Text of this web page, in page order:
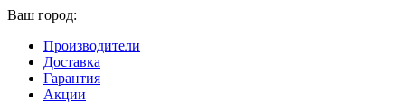
Ваш город:
Производители
Доставка
Гарантия
Акции